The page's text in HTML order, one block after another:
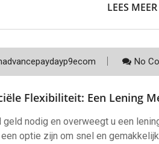
LEES MEER
No
Flexibiliteit: Een Lening
geld nodig en overweegt u een
optie zijn om snel en